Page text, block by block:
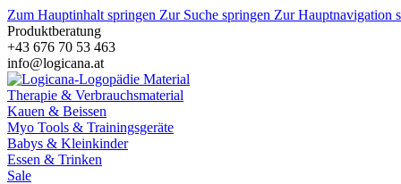
Zum Hauptinhalt springen Zur Suche springen Zur Hauptnavigation
Produktberatung
+43 676 70 53 463
info@logicana.at
Therapie & Verbrauchsmaterial
Kauen & Beissen
Myo Tools & Trainingsgeräte
Babys & Kleinkinder
Essen & Trinken
Sale